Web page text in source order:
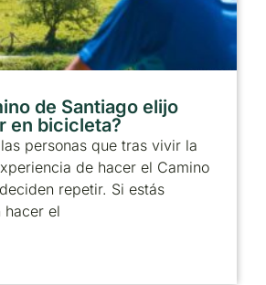
de Santiago elijo
en bicicleta?
personas que tras vivir la
de hacer el Camino
repetir. Si estás
hacer el